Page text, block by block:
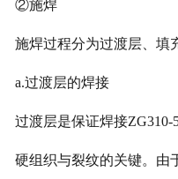
②施焊
施焊过程分为过渡层、填
a.过渡层的焊接
过渡层是保证焊接
硬组织与裂纹的关键。由